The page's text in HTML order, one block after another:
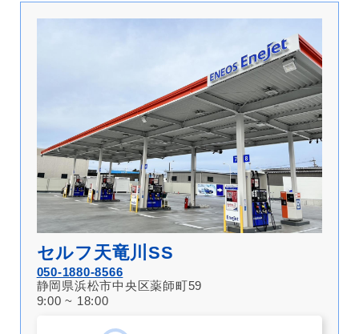
セルフ天竜川SS
050-1880-8566
静岡県浜松市中央区薬師町59
9:00 ~ 18:00